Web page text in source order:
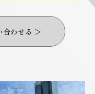
合わせる ＞